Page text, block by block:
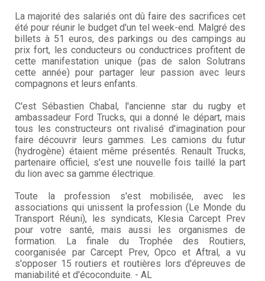
La majorité des salariés ont dû faire des sacrifices cet
été pour réunir le budget d'un tel week-end. Malgré des
billets à 51 euros, des parkings ou des campings au
prix fort, les conducteurs ou conductrices profitent de
cette manifestation unique (pas de salon Solutrans
cette année) pour partager leur passion avec leurs
compagnons et leurs enfants.
C'est Sébastien Chabal, l'ancienne star du rugby et
ambassadeur Ford Trucks, qui a donné le départ, mais
tous les constructeurs ont rivalisé d'imagination pour
faire découvrir leurs gammes. Les camions du futur
(hydrogène) étaient même présentés. Renault Trucks,
partenaire officiel, s'est une nouvelle fois taillé la part
du lion avec sa gamme électrique.
Toute la profession s'est mobilisée, avec les
associations qui unissent la profession (Le Monde du
Transport Réuni), les syndicats, Klesia Carcept Prev
pour votre santé, mais aussi les organismes de
formation. La finale du Trophée des Routiers,
coorganisée par Carcept Prev, Opco et Aftral, a vu
s'opposer 15 routiers et routières lors d'épreuves de
maniabilité et d'écoconduite. - AL